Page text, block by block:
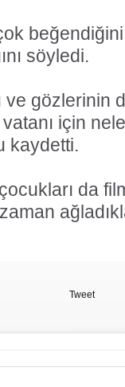
söyledi.
ve gözlerinin
için
kaydetti.
da
Tweet